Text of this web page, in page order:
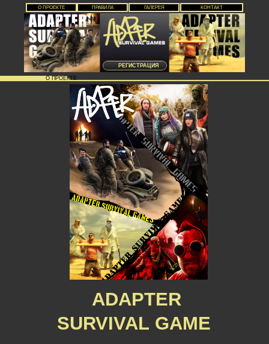
О ПРОЕКТЕ ПРАВИЛА ГАЛЕРЕЯ КОНТАКТ
РЕГИСТРАЦИЯ
О ПРОЕКТЕ
ADAPTER
SURVIVAL GAME